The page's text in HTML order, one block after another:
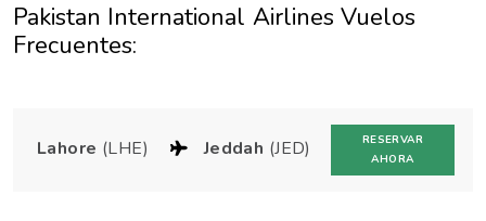
Pakistan International Airlines Vuelos
Frecuentes:
Lahore (LHE) Jeddah (JED)
RESERVAR
AHORA